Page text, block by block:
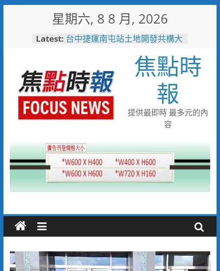
星期六, 8 8 月, 2026
Latest: 台中捷運南屯站土地開發共構大
新地標實現軌道經濟願景
警友辦事處大力相挺！岡山分局
送上「父親節」暖心祝福
守望相助的暖心守護 湖內警消
聯手破門化解獨居翁的危機
歡慶父親節！《台中通
TCPASS》APP 攜手在地名店熱
捐「300萬」助熊本震災重建
焦點時
報
提供最即時 最多元的內
容